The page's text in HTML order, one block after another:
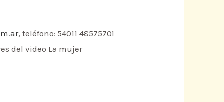
, teléfono: 54011 48575701
del video La mujer